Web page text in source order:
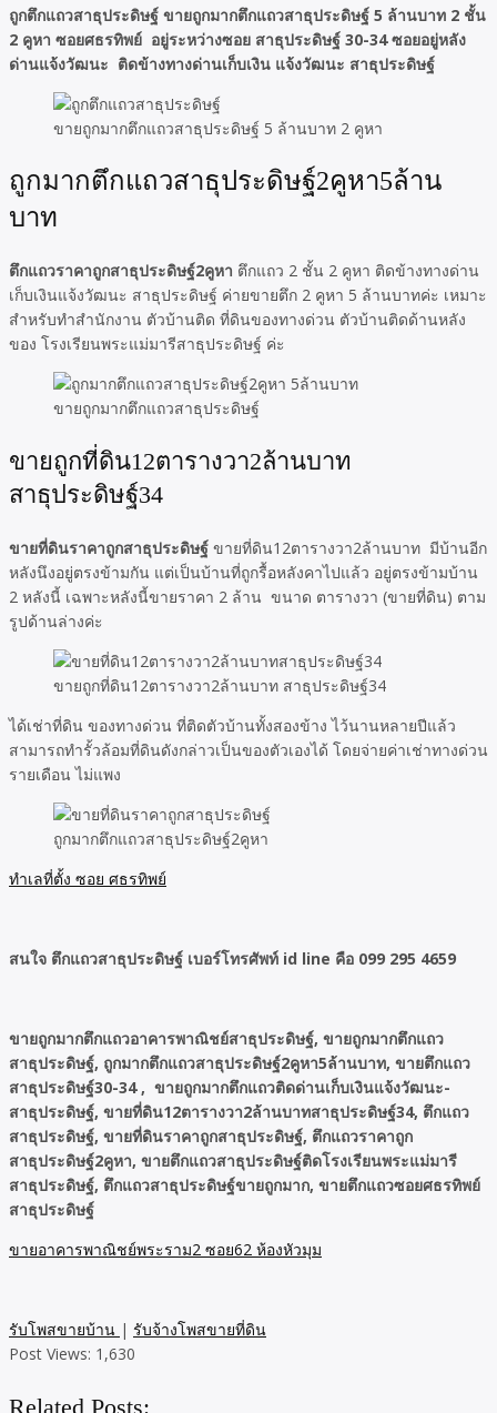
ถูกตึกแถวสาธุประดิษฐ์ ขายถูกมากตึกแถวสาธุประดิษฐ์ 5 ล้านบาท 2 ชั้น
2 คูหา ซอยศธรทิพย์ อยู่ระหว่างซอย สาธุประดิษฐ์ 30-34 ซอยอยู่หลัง
ด่านแจ้งวัฒนะ ติดข้างทางด่านเก็บเงิน แจ้งวัฒนะ สาธุประดิษฐ์
ขายถูกมากตึกแถวสาธุประดิษฐ์ 5 ล้านบาท 2 คูหา
ถูกมากตึกแถวสาธุประดิษฐ์2คูหา5ล้าน
บาท
ตึกแถวราคาถูกสาธุประดิษฐ์2คูหา ตึกแถว 2 ชั้น 2 คูหา ติดข้างทางด่าน
เก็บเงินแจ้งวัฒนะ สาธุประดิษฐ์ ค่ายขายตึก 2 คูหา 5 ล้านบาทค่ะ เหมาะ
สำหรับทำสำนักงาน ตัวบ้านติด ที่ดินของทางด่วน ตัวบ้านติดด้านหลัง
ของ โรงเรียนพระแม่มารีสาธุประดิษฐ์ ค่ะ
ขายถูกมากตึกแถวสาธุประดิษฐ์
ขายถูกที่ดิน12ตารางวา2ล้านบาท
สาธุประดิษฐ์34
ขายที่ดินราคาถูกสาธุประดิษฐ์ ขายที่ดิน12ตารางวา2ล้านบาท มีบ้านอีก
หลังนึงอยู่ตรงข้ามกัน แต่เป็นบ้านที่ถูกรื้อหลังคาไปแล้ว อยู่ตรงข้ามบ้าน
2 หลังนี้ เฉพาะหลังนี้ขายราคา 2 ล้าน ขนาด ตารางวา (ขายที่ดิน) ตาม
รูปด้านล่างค่ะ
ขายถูกที่ดิน12ตารางวา2ล้านบาท สาธุประดิษฐ์34
ได้เช่าที่ดิน ของทางด่วน ที่ติดตัวบ้านทั้งสองข้าง ไว้นานหลายปีแล้ว
สามารถทำรั้วล้อมที่ดินดังกล่าวเป็นของตัวเองได้ โดยจ่ายค่าเช่าทางด่วน
รายเดือน ไม่แพง
ถูกมากตึกแถวสาธุประดิษฐ์2คูหา
ทำเลที่ตั้ง ซอย ศธรทิพย์
สนใจ ตึกแถวสาธุประดิษฐ์ เบอร์โทรศัพท์ id line คือ 099 295 4659
ขายถูกมากตึกแถวอาคารพาณิชย์สาธุประดิษฐ์, ขายถูกมากตึกแถว
สาธุประดิษฐ์, ถูกมากตึกแถวสาธุประดิษฐ์2คูหา5ล้านบาท, ขายตึกแถว
สาธุประดิษฐ์30-34 , ขายถูกมากตึกแถวติดด่านเก็บเงินแจ้งวัฒนะ-
สาธุประดิษฐ์, ขายที่ดิน12ตารางวา2ล้านบาทสาธุประดิษฐ์34, ตึกแถว
สาธุประดิษฐ์, ขายที่ดินราคาถูกสาธุประดิษฐ์, ตึกแถวราคาถูก
สาธุประดิษฐ์2คูหา, ขายตึกแถวสาธุประดิษฐ์ติดโรงเรียนพระแม่มารี
สาธุประดิษฐ์, ตึกแถวสาธุประดิษฐ์ขายถูกมาก, ขายตึกแถวซอยศธรทิพย์
สาธุประดิษฐ์
ขายอาคารพาณิชย์พระราม2 ซอย62 ห้องหัวมุม
รับโพสขายบ้าน | รับจ้างโพสขายที่ดิน
Post Views: 1,630
Related Posts: